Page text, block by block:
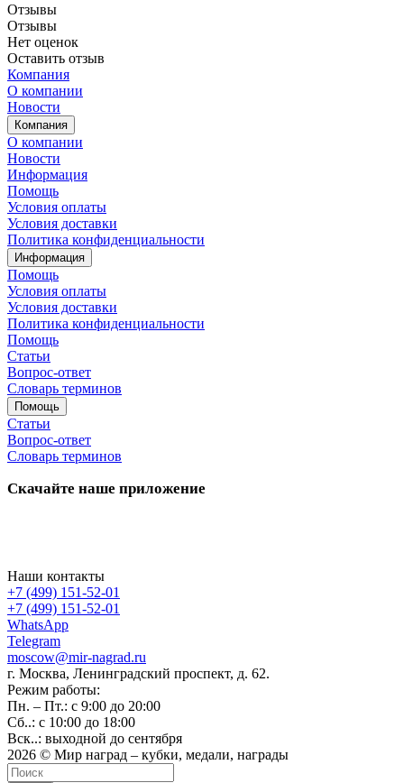
Отзывы
Отзывы
Нет оценок
Оставить отзыв
Компания
О компании
Новости
Компания
О компании
Новости
Информация
Помощь
Условия оплаты
Условия доставки
Политика конфиденциальности
Информация
Помощь
Условия оплаты
Условия доставки
Политика конфиденциальности
Помощь
Статьи
Вопрос-ответ
Словарь терминов
Помощь
Статьи
Вопрос-ответ
Словарь терминов
Скачайте наше приложение
Наши контакты
+7 (499) 151-52-01
+7 (499) 151-52-01
WhatsApp
Telegram
moscow@mir-nagrad.ru
г. Москва, Ленинградский проспект, д. 62.
Режим работы:
Пн. – Пт.: с 9:00 до 20:00
Сб..: с 10:00 до 18:00
Вск..: выходной до сентября
2026 © Мир наград – кубки, медали, награды